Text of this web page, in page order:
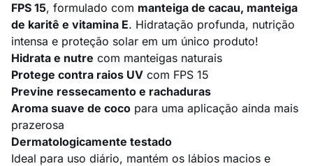
FPS 15, formulado com manteiga de cacau, manteiga
de karitê e vitamina E. Hidratação profunda, nutrição
intensa e proteção solar em um único produto!
Hidrata e nutre com manteigas naturais
Protege contra raios UV com FPS 15
Previne ressecamento e rachaduras
Aroma suave de coco para uma aplicação ainda mais
prazerosa
Dermatologicamente testado
Ideal para uso diário, mantém os lábios macios e